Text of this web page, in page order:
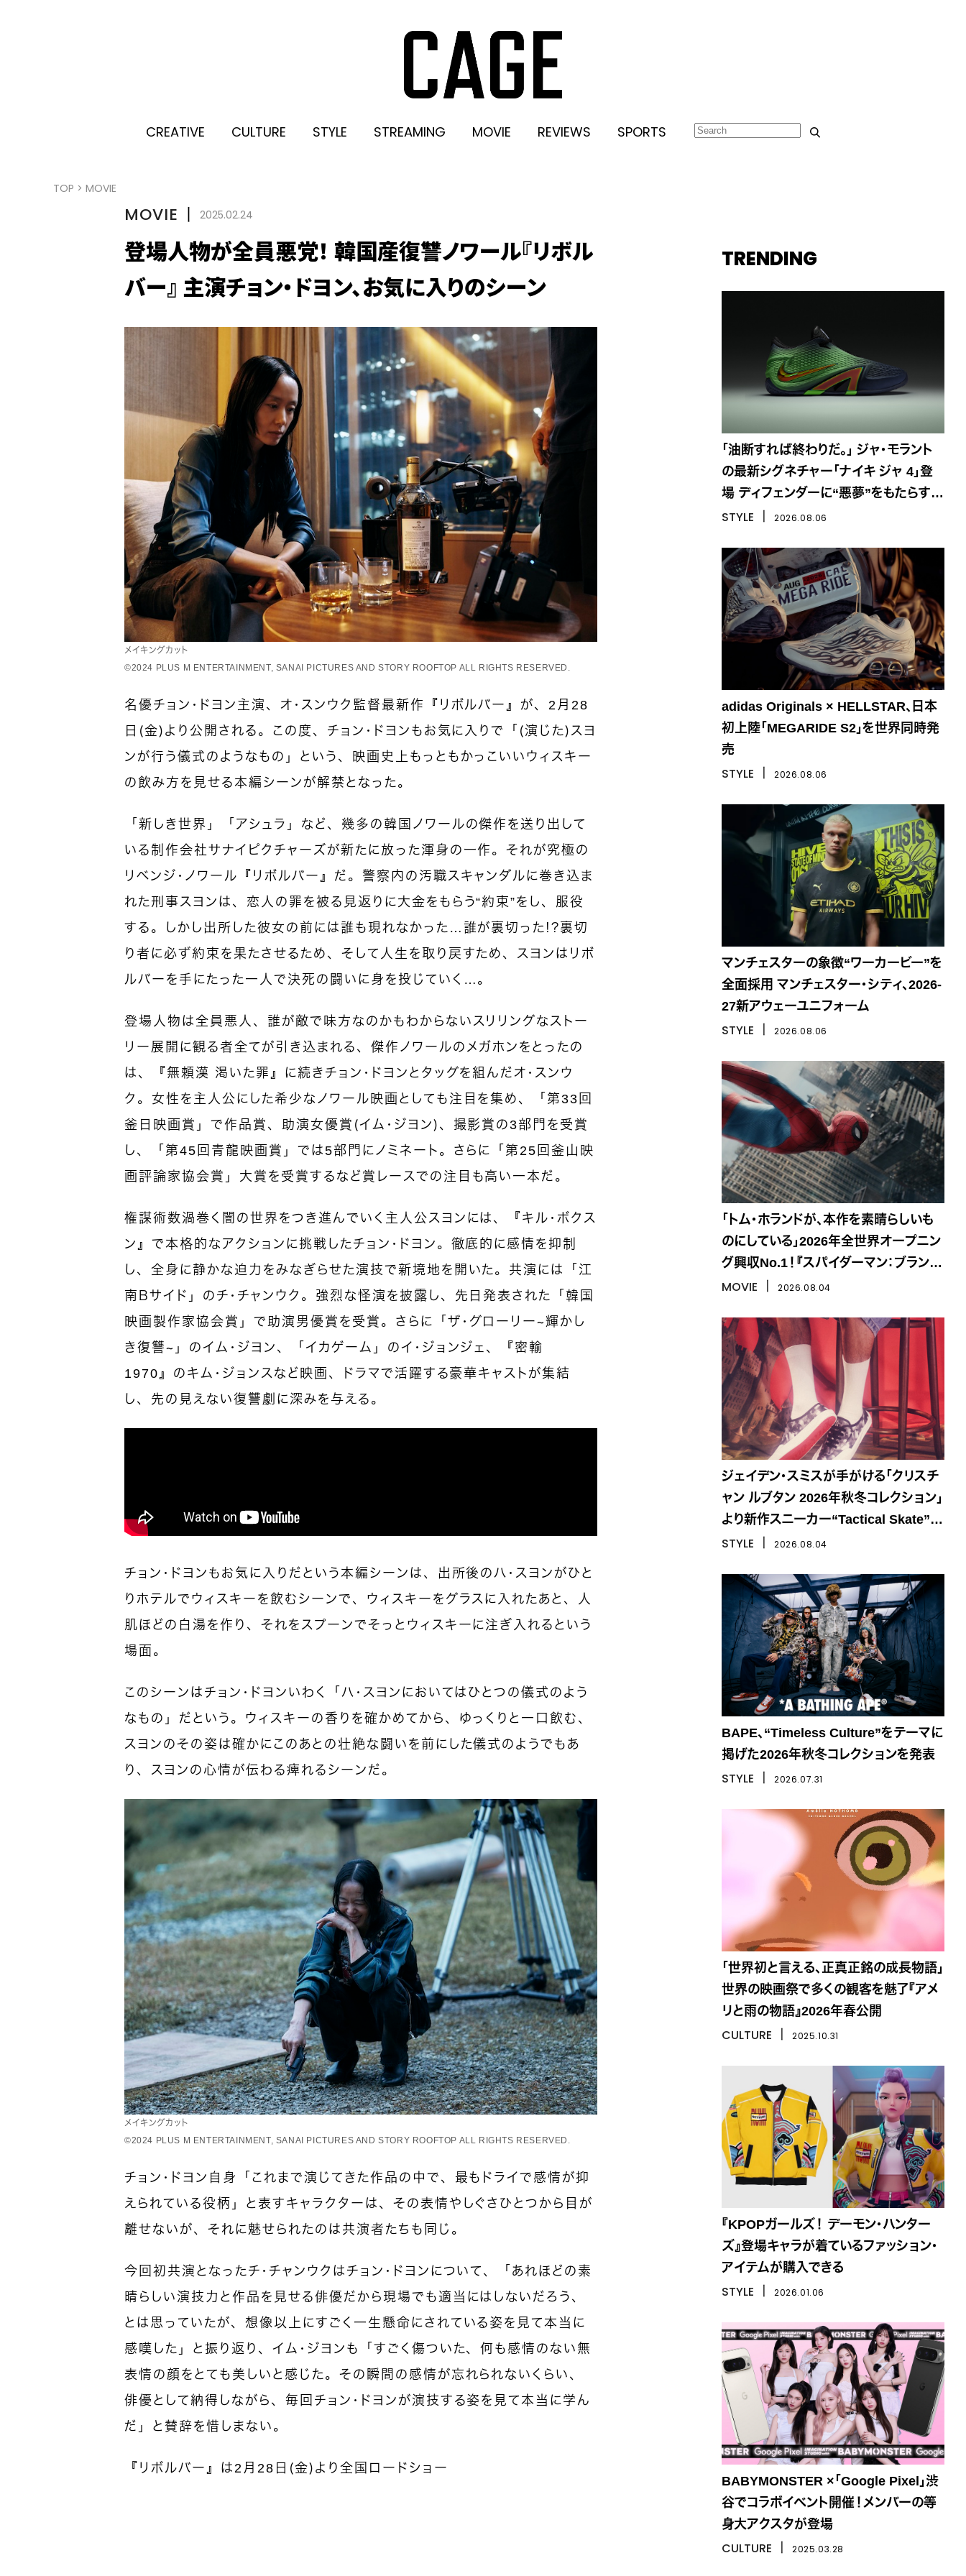
CREATIVE CULTURE STYLE STREAMING MOVIE REVIEWS SPORTS
TOP > MOVIE
MOVIE 丨 2025.02.24
登場人物が全員悪党！ 韓国産復讐ノワール『リボル
バー』 主演チョン・ドヨン、お気に入りのシーン
メイキングカット
©︎2024 PLUS M ENTERTAINMENT, SANAI PICTURES AND STORY ROOFTOP ALL RIGHTS RESERVED.
名優チョン・ドヨン主演、オ・スンウク監督最新作『リボルバー』が、2月28
日（金）より公開される。この度、チョン・ドヨンもお気に入りで「（演じた）スヨ
ンが行う儀式のようなもの」という、映画史上もっともかっこいいウィスキー
の飲み方を見せる本編シーンが解禁となった。
「新しき世界」「アシュラ」など、幾多の韓国ノワールの傑作を送り出して
いる制作会社サナイピクチャーズが新たに放った渾身の一作。それが究極の
リベンジ・ノワール『リボルバー』だ。警察内の汚職スキャンダルに巻き込ま
れた刑事スヨンは、恋人の罪を被る見返りに大金をもらう“約束”をし、服役
する。しかし出所した彼女の前には誰も現れなかった…誰が裏切った！？裏切
り者に必ず約束を果たさせるため、そして人生を取り戻すため、スヨンはリボ
ルバーを手にたった一人で決死の闘いに身を投じていく…。
登場人物は全員悪人、誰が敵で味方なのかもわからないスリリングなストー
リー展開に観る者全てが引き込まれる、傑作ノワールのメガホンをとったの
は、『無頼漢 渇いた罪』に続きチョン・ドヨンとタッグを組んだオ・スンウ
ク。女性を主人公にした希少なノワール映画としても注目を集め、「第33回
釜日映画賞」で作品賞、助演女優賞（イム・ジヨン）、撮影賞の3部門を受賞
し、「第45回青龍映画賞」では5部門にノミネート。さらに「第25回釜山映
画評論家協会賞」大賞を受賞するなど賞レースでの注目も高い一本だ。
権謀術数渦巻く闇の世界をつき進んでいく主人公スヨンには、『キル・ボクス
ン』で本格的なアクションに挑戦したチョン・ドヨン。徹底的に感情を抑制
し、全身に静かな迫力をみなぎらせた演技で新境地を開いた。共演には「江
南Ｂサイド」のチ・チャンウク。強烈な怪演を披露し、先日発表された「韓国
映画製作家協会賞」で助演男優賞を受賞。さらに「ザ・グローリー～輝かし
き復讐～」のイム・ジヨン、「イカゲーム」のイ・ジョンジェ、『密輸
1970』のキム・ジョンスなど映画、ドラマで活躍する豪華キャストが集結
し、先の見えない復讐劇に深みを与える。
チョン・ドヨンもお気に入りだという本編シーンは、出所後のハ・スヨンがひと
りホテルでウィスキーを飲むシーンで、ウィスキーをグラスに入れたあと、人
肌ほどの白湯を作り、それをスプーンでそっとウィスキーに注ぎ入れるという
場面。
このシーンはチョン・ドヨンいわく「ハ・スヨンにおいてはひとつの儀式のよう
なもの」だという。ウィスキーの香りを確かめてから、ゆっくりと一口飲む、
スヨンのその姿は確かにこのあとの壮絶な闘いを前にした儀式のようでもあ
り、スヨンの心情が伝わる痺れるシーンだ。
メイキングカット
©︎2024 PLUS M ENTERTAINMENT, SANAI PICTURES AND STORY ROOFTOP ALL RIGHTS RESERVED.
チョン・ドヨン自身「これまで演じてきた作品の中で、最もドライで感情が抑
えられている役柄」と表すキャラクターは、その表情やしぐさひとつから目が
離せないが、それに魅せられたのは共演者たちも同じ。
今回初共演となったチ・チャンウクはチョン・ドヨンについて、「あれほどの素
晴らしい演技力と作品を見せる俳優だから現場でも適当にはしないだろう、
とは思っていたが、想像以上にすごく一生懸命にされている姿を見て本当に
感嘆した」と振り返り、イム・ジヨンも「すごく傷ついた、何も感情のない無
表情の顔をとても美しいと感じた。その瞬間の感情が忘れられないくらい、
俳優として納得しながら、毎回チョン・ドヨンが演技する姿を見て本当に学ん
だ」と賛辞を惜しまない。
『リボルバー』は2月28日（金）より全国ロードショー
TRENDING
「油断すれば終わりだ。」 ジャ・モラント
の最新シグネチャー「ナイキ ジャ 4」登
場 ディフェンダーに“悪夢”をもたらす一
足
STYLE 2026.08.06
adidas Originals × HELLSTAR、日本
初上陸「MEGARIDE S2」を世界同時発
売
STYLE 2026.08.06
マンチェスターの象徴“ワーカービー”を
全面採用 マンチェスター・シティ、2026-
27新アウェーユニフォーム
STYLE 2026.08.06
「トム・ホランドが、本作を素晴らしいも
のにしている」2026年全世界オープニン
グ興収No.1！『スパイダーマン：ブラン
ド・ニュー・デイ』
MOVIE 2026.08.04
ジェイデン・スミスが手がける「クリスチ
ャン ルブタン 2026年秋冬コレクション」
より新作スニーカー“Tactical Skate”が
登場
STYLE 2026.08.04
BAPE、“Timeless Culture”をテーマに
掲げた2026年秋冬コレクションを発表
STYLE 2026.07.31
「世界初と言える、正真正銘の成長物語」
世界の映画祭で多くの観客を魅了『アメ
リと雨の物語』2026年春公開
CULTURE 2025.10.31
『KPOPガールズ！ デーモン・ハンター
ズ』登場キャラが着ているファッション・
アイテムが購入できる
STYLE 2026.01.06
BABYMONSTER ×「Google Pixel」渋
谷でコラボイベント開催！メンバーの等
身大アクスタが登場
CULTURE 2025.03.28